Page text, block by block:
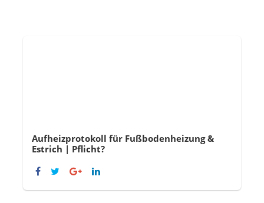
Aufheizprotokoll für Fußbodenheizung &
Estrich | Pflicht?